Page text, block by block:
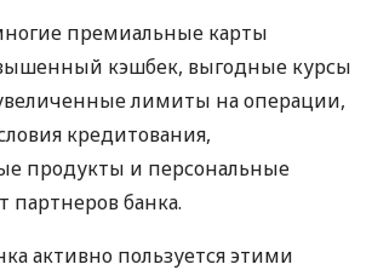
премиальные карты
кэшбек, выгодные курсы
лимиты на операции,
кредитования,
продукты и персональные
партнеров банка.
активно пользуется этими